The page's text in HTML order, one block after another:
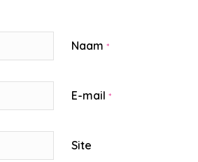
Naam*
E-mail*
Site